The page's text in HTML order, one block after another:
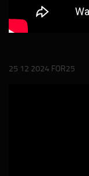
25 12 2024 FOR25